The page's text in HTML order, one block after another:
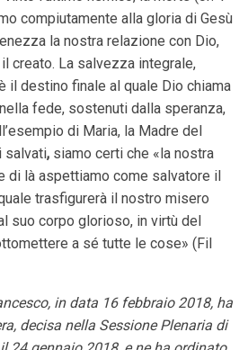
compiutamente alla gloria di Gesù
la nostra relazione con Dio,
creato. La salvezza integrale,
il destino finale al quale Dio chiama
fede, sostenuti dalla speranza,
di Maria, la Madre del
salvati, siamo certi che «la nostra
di là aspettiamo come salvatore il
trasfigurerà il nostro misero
suo corpo glorioso, in virtù del
a sé tutte le cose» (Fil
in data 16 febbraio 2018, ha
decisa nella Sessione Plenaria di